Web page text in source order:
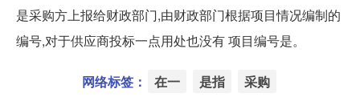
是采购方上报给财政部门,由财政部门根据项目情况编制的
编号,对于供应商投标一点用处也没有 项目编号是。
网络标签： 在一 是指 采购